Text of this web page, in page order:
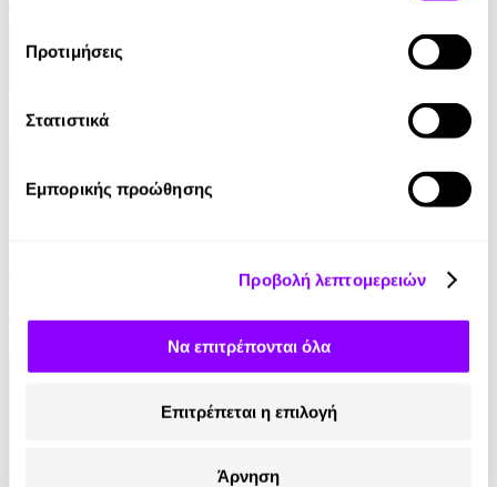
Προτιμήσεις
Στατιστικά
Εμπορικής προώθησης
Προβολή λεπτομερειών
Να επιτρέπονται όλα
Επιτρέπεται η επιλογή
Άρνηση